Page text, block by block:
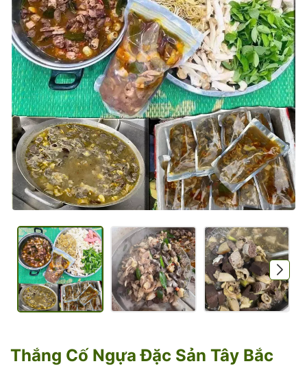
Thắng Cố Ngựa Đặc Sản Tây Bắc